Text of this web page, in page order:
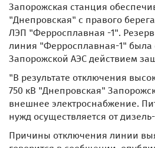
Запорожская станция
"Днепровская" с правого
ЛЭП "Ферросплавная -1".
линия "Ферросплавная-1" была
Запорожской АЭС действием
"В результате отключения
750 кВ "Днепровская"
внешнее электроснабжение.
нужд осуществляется от
Причины отключения линии